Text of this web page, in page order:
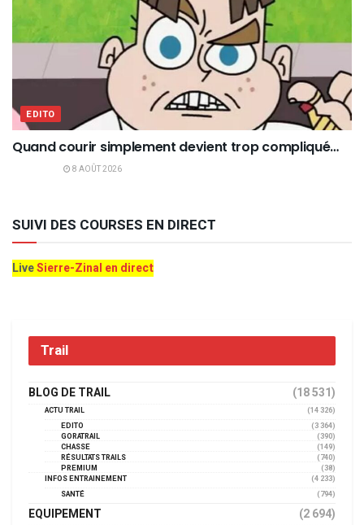
EDITO
Quand courir simplement devient trop compliqué…
8 AOÛT 2026
SUIVI DES COURSES EN DIRECT
LiveSierre-Zinal en direct
Trail
BLOG DE TRAIL (18 531)
ACTU TRAIL
(14 326)
EDITO
(3 364)
GORATRAIL
(390)
CHASSE
(149)
RÉSULTATS TRAILS
(740)
PREMIUM
(38)
INFOS ENTRAINEMENT
(4 233)
SANTÉ
(794)
EQUIPEMENT (2 694)